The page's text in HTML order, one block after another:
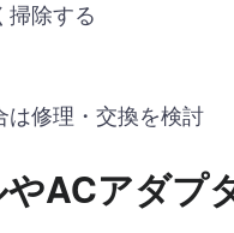
掃除する
修理・交換を検討
ACアダプ